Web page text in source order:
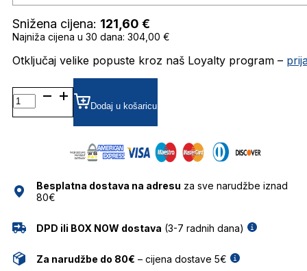
Snižena cijena: 121,60 €
Najniža cijena u 30 dana: 304,00 €
Otključaj velike popuste kroz naš Loyalty program –
CARRERA8035/SE
ZRCALNE SUNČANE
NAOČALE
Dodaj u košaricu
Besplatna dostava na adresu za sve narudžbe iznad
80€
DPD ili BOX NOW dostava (3-7 radnih dana)
Za narudžbe do 80€ – cijena dostave 5€